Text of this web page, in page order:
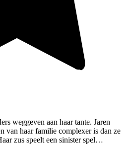
weggeven aan haar tante. Jaren
van haar familie complexer is dan ze
zus speelt een sinister spel…